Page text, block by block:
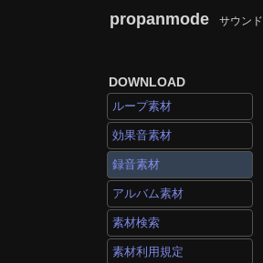
propanmode サウン
DOWNLOAD
ループ素材
効果音素材
録音素材
アルバム素材
素材検索
素材利用規定